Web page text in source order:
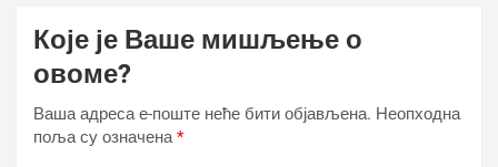
Које је Ваше мишљење о
овоме?
Ваша адреса е-поште неће бити објављена. Неопходна
поља су означена*